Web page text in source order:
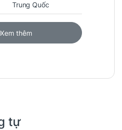
Trung Quốc
Xem thêm
tự